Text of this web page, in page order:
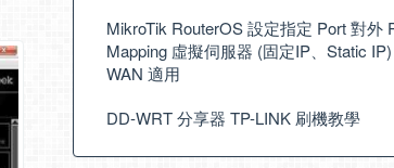
MikroTik RouterOS 設定指定 Port 對外
Mapping 虛擬伺服器 (固定IP、Static
WAN 適用
DD-WRT 分享器 TP-LINK 刷機教學